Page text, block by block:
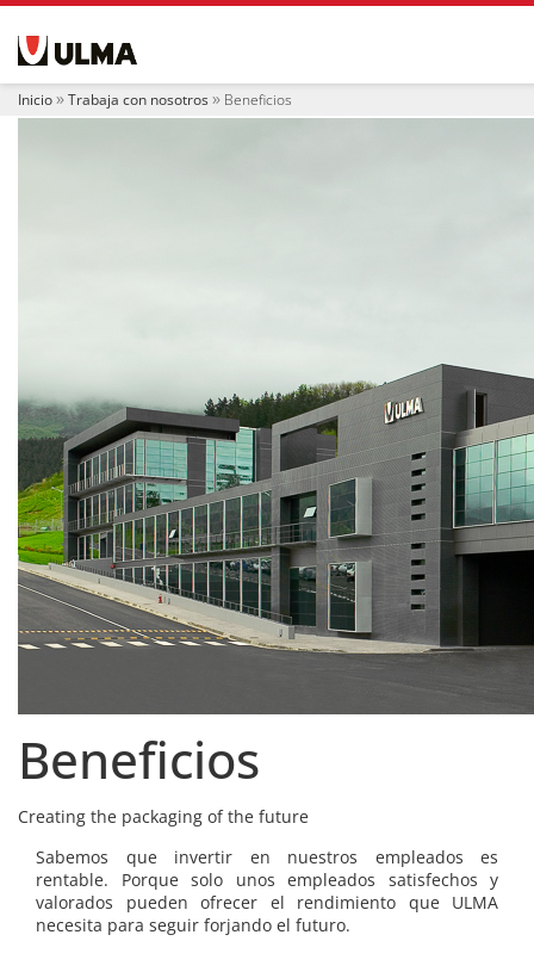
e Inicio Trabaja con nosotros Beneficios
Beneficios
Creating the packaging of the future
Sabemos que invertir en nuestros empleados es
rentable. Porque solo unos empleados satisfechos y
valorados pueden ofrecer el rendimiento que ULMA
necesita para seguir forjando el futuro.